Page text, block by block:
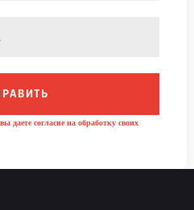
согласие на обработку своих